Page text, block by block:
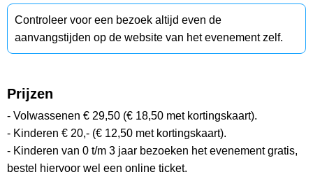
Controleer voor een bezoek altijd even de
aanvangstijden op de website van het evenement zelf.
Prijzen
- Volwassenen € 29,50 (€ 18,50 met kortingskaart).
- Kinderen € 20,- (€ 12,50 met kortingskaart).
- Kinderen van 0 t/m 3 jaar bezoeken het evenement gratis,
bestel hiervoor wel een online ticket.